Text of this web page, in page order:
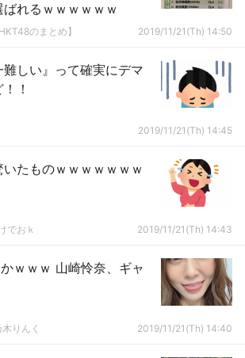
れるｗｗｗｗｗｗ
のまとめ】 2019/11/21(Th) 14:50
しい』って確実にデマ
！
2019/11/21(Th) 14:45
たものｗｗｗｗｗｗｗ
でおｋ 2019/11/21(Th) 14:43
崎怜奈、ギャ
りんく 2019/11/21(Th) 14:40